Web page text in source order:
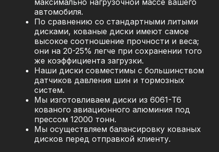
автомобиля.
По сравнению со стандартными литыми
дисками, кованые диски имеют самое
высокое соотношение прочности и веса;
они на 20-25% легче при сохранении того
же коэффициента загрузки.
Наши диски совместимы с большинством
датчиков давления шин и тормозных
систем.
Мы изготовливаем диски из 6061-T6
кованого авиационного алюминия под
прессом 12000 тонн.
Мы осуществляем балансировку кованых
дисков перед отправкой клиенту.